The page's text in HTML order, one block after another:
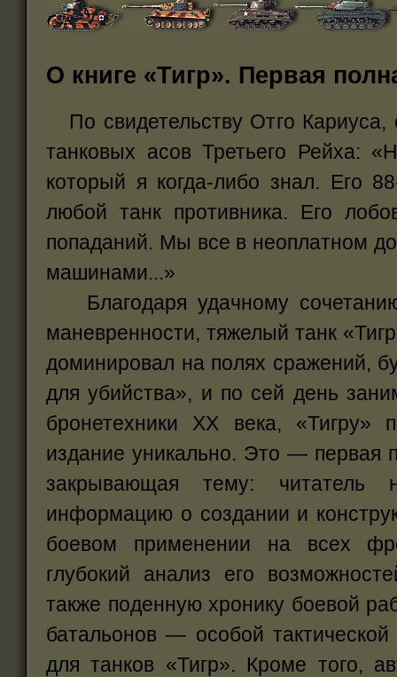
О книге «Тигр». Первая
По свидетельству Отго Кариуса,
танковых асов Третьего Рейха:
который я когда-либо знал. Его
любой танк противника. Его
попаданий. Мы все в неоплатном
машинами...»
Благодаря удачному
маневренности, тяжелый танк
доминировал на полях сражений,
для убийства», и по сей день
бронетехники XX века,
издание уникально. Это — первая
закрывающая тему: читатель
информацию о создании и
боевом применении на всех
глубокий анализ его
также поденную хронику боевой
батальонов — особой
для танков «Тигр». Кроме того,